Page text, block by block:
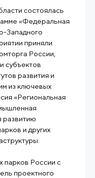
состоялась
«Федеральная
Западного
приняли
России,
субъектов
развития и
из ключевых
«Региональная
развитию
и других
парков России с
проектного